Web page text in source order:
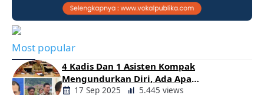
Most popular
4 Kadis Dan 1 Asisten Kompak
Mengundurkan Diri, Ada Apa
Pemerintahan Oloan
17 Sep 2025 5.445 views